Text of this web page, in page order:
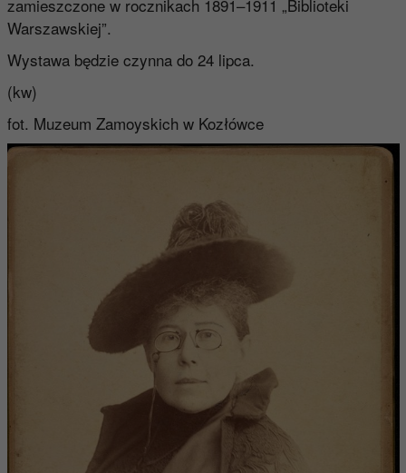
zamieszczone w rocznikach 1891–1911 „Biblioteki
Warszawskiej”.
Wystawa będzie czynna do 24 lipca.
(kw)
fot. Muzeum Zamoyskich w Kozłówce